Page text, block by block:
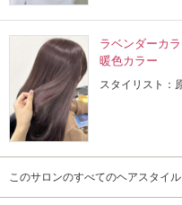
ラベンダーカ
暖色カラー
スタイリスト：
このサロンのすべてのヘアスタイ